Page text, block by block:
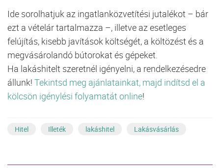
Ide sorolhatjuk az ingatlanközvetítési jutalékot – bár
ezt a vételár tartalmazza –, illetve az esetleges
felújítás, kisebb javítások költségét, a költözést és a
megvásárolandó bútorokat és gépeket.
Ha lakáshitelt szeretnél igényelni, a rendelkezésedre
állunk! Tekintsd meg ajánlatainkat, majd indítsd el a
kölcsön igénylési folyamatát online!
Hitel Illeték lakáshitel Lakásvásárlás